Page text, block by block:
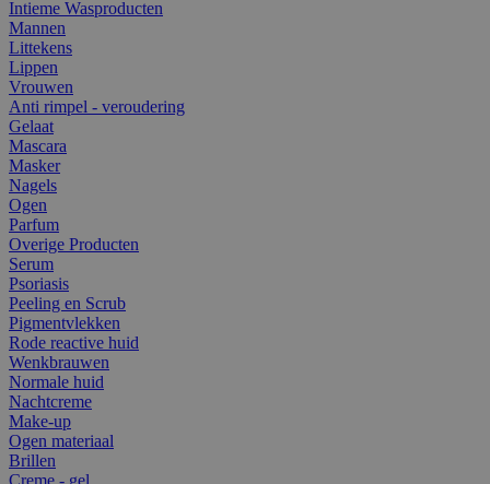
Intieme Wasproducten
Mannen
Littekens
Lippen
Vrouwen
Anti rimpel - veroudering
Gelaat
Mascara
Masker
Nagels
Ogen
Parfum
Overige Producten
Serum
Psoriasis
Peeling en Scrub
Pigmentvlekken
Rode reactive huid
Wenkbrauwen
Normale huid
Nachtcreme
Make-up
Ogen materiaal
Brillen
Creme - gel